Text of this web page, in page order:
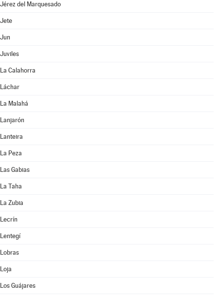
Jérez del Marquesado
Jete
Jun
Juviles
La Calahorra
Láchar
La Malahá
Lanjarón
Lanteira
La Peza
Las Gabias
La Taha
La Zubia
Lecrín
Lentegí
Lobras
Loja
Los Guájares